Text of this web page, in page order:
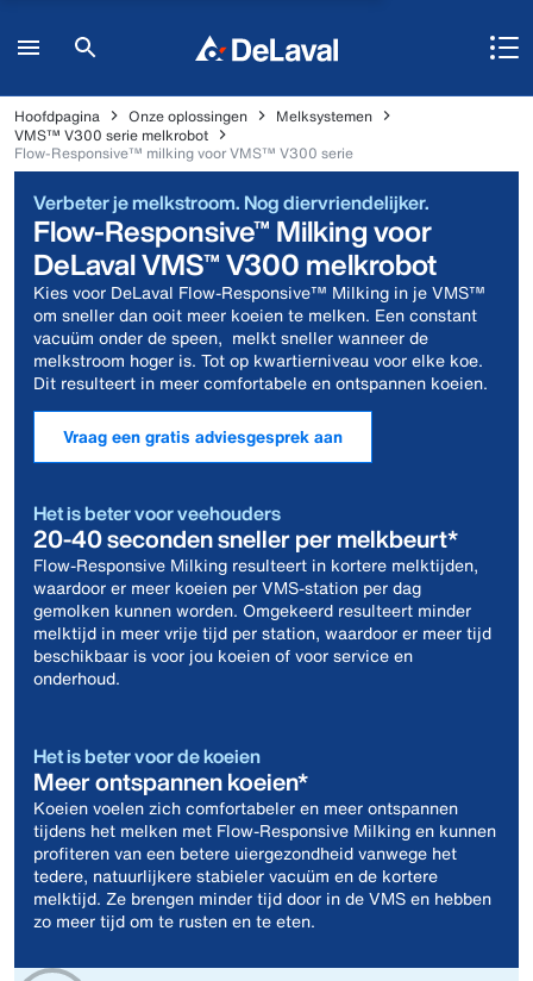
Hoofdpagina Onze oplossingen
Melksystemen
VMS™ V300 serie melkrobot
Flow-Responsive™ milking voor VMS™ V300 serie
Verbeter je melkstroom. Nog diervriendelijker.
Flow-Responsive™ Milking voor
DeLaval VMS™ V300 melkrobot
Kies voor DeLaval Flow-Responsive™ Milking in je VMS™
om sneller dan ooit meer koeien te melken. Een constant
vacuüm onder de speen, melkt sneller wanneer de
melkstroom hoger is. Tot op kwartierniveau voor elke koe.
Dit resulteert in meer comfortabele en ontspannen koeien.
Vraag een gratis adviesgesprek aan
Het is beter voor veehouders
20-40 seconden sneller per melkbeurt*
Flow-Responsive Milking resulteert in kortere melktijden,
waardoor er meer koeien per VMS-station per dag
gemolken kunnen worden. Omgekeerd resulteert minder
melktijd in meer vrije tijd per station, waardoor er meer tijd
beschikbaar is voor jou koeien of voor service en
onderhoud.
Het is beter voor de koeien
Meer ontspannen koeien*
Koeien voelen zich comfortabeler en meer ontspannen
tijdens het melken met Flow-Responsive Milking en kunnen
profiteren van een betere uiergezondheid vanwege het
tedere, natuurlijkere stabieler vacuüm en de kortere
melktijd. Ze brengen minder tijd door in de VMS en hebben
zo meer tijd om te rusten en te eten.